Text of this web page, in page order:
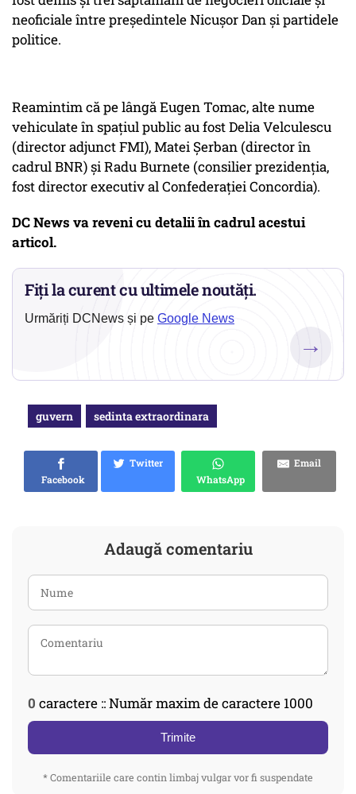
neoficiale între președintele Nicușor Dan și partidele
politice.
Reamintim că pe lângă Eugen Tomac, alte nume
vehiculate în spațiul public au fost Delia Velculescu
(director adjunct FMI), Matei Șerban (director în
cadrul BNR) și Radu Burnete (consilier prezidenția,
fost director executiv al Confederației Concordia).
DC News va reveni cu detalii în cadrul acestui
articol.
Fiți la curent cu ultimele noutăți.
Urmăriți DCNews și pe Google News
→
guvern sedinta extraordinara
Facebook
Twitter
WhatsApp
Email
Adaugă comentariu
0 caractere :: Număr maxim de caractere 1000
Trimite
* Comentariile care contin limbaj vulgar vor fi suspendate